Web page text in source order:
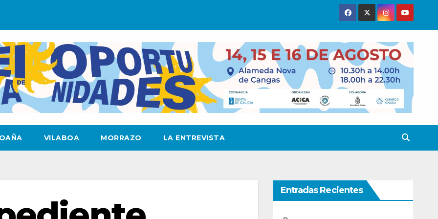
VILABOA MORRAZO LA ENTREVISTA
Entradas Recientes